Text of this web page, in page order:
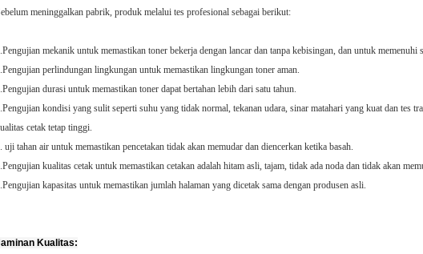
meninggalkan pabrik, produk melalui tes profesional sebagai berikut:
mekanik untuk memastikan toner bekerja dengan lancar dan tanpa kebisingan, dan untuk memenuhi
perlindungan lingkungan untuk memastikan lingkungan toner aman.
durasi untuk memastikan toner dapat bertahan lebih dari satu tahun.
kondisi yang sulit seperti suhu yang tidak normal, tekanan udara, sinar matahari yang kuat dan tes
cetak tetap tinggi.
uji tahan air untuk memastikan pencetakan tidak akan memudar dan diencerkan ketika basah.
kualitas cetak untuk memastikan cetakan adalah hitam asli, tajam, tidak ada noda dan tidak akan
kapasitas untuk memastikan jumlah halaman yang dicetak sama dengan produsen asli.
Kualitas: